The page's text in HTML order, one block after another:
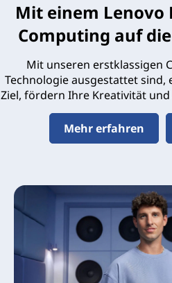
Mit einem Lenovo
Computing auf
Mit unseren erstklassigen
Technologie ausgestattet sind,
Ziel, fördern Ihre Kreativität
Mehr erfahren